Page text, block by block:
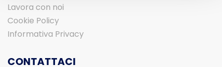
Lavora con noi
Cookie Policy
Informativa Privacy
CONTATTACI